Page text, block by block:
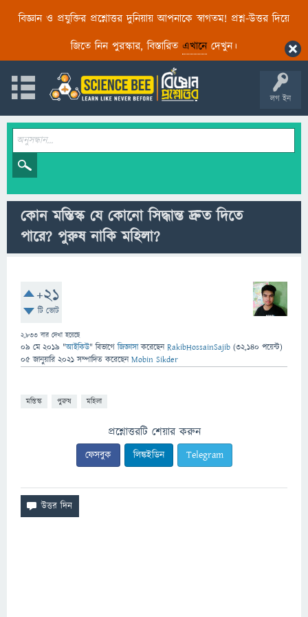
বিজ্ঞান ও প্রযুক্তির প্রশ্নোত্তর দুনিয়ায় আপনাকে স্বাগতম! প্রশ্ন-উত্তর দিয়ে
জিতে নিন পুরস্কার, বিস্তারিত এখানেদেখুন।
লগ ইন
কোন মস্তিস্ক যে কোনো সিদ্ধান্ত দ্রুত দিতে
পারে? পুরুষ নাকি মহিলা?
+21
টি ভোট
2,833 বার দেখা হয়েছে
09 মে 2019 "আইকিউ" বিভাগে জিজ্ঞাসাকরেছেনRakibHossainSajib (32,140 পয়েন্ট)
05 জানুয়ারি 2021 সম্পাদিত করেছেনMobin Sikder
মস্তিস্ক পুরুষ মহিলা
প্রশ্নোত্তরটি শেয়ার করুন
ফেসবুক লিঙ্কইডিন Telegram